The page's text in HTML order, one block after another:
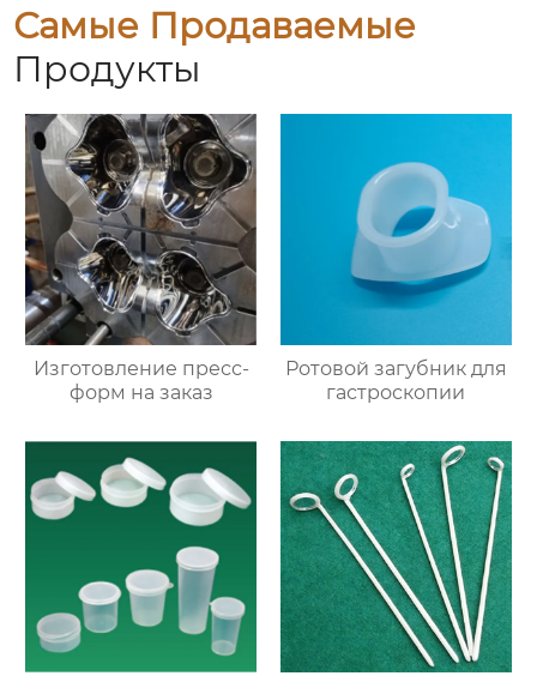
Самые Продаваемые
Продукты
Изготовление пресс-
форм на заказ
Ротовой загубник для
гастроскопии